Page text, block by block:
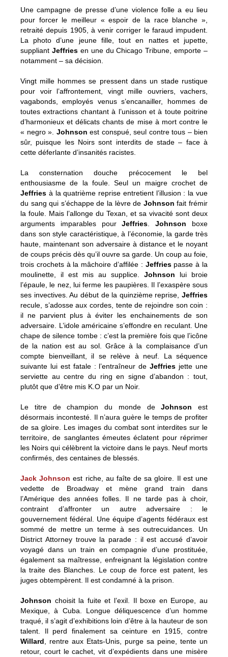
Une campagne de presse d’une violence folle a eu lieu
pour forcer le meilleur « espoir de la race blanche »,
retraité depuis 1905, à venir corriger le faraud impudent.
La photo d’une jeune fille, tout en nattes et jupette,
suppliant Jeffriesen une du Chicago Tribune, emporte –
notamment – sa décision.
Vingt mille hommes se pressent dans un stade rustique
pour voir l’affrontement, vingt mille ouvriers, vachers,
vagabonds, employés venus s’encanailler, hommes de
toutes extractions chantant à l’unisson et à toute poitrine
d’harmonieux et délicats chants de mise à mort contre le
« negro ». Johnson est conspué, seul contre tous – bien
sûr, puisque les Noirs sont interdits de stade – face à
cette déferlante d’insanités racistes.
La consternation douche précocement le bel
enthousiasme de la foule. Seul un maigre crochet de
Jeffries à la quatrième reprise entretient l’illusion : la vue
du sang qui s’échappe de la lèvre de Johnson fait frémir
la foule. Mais l’allonge du Texan, et sa vivacité sont deux
arguments imparables pourJeffries .Johnson boxe
dans son style caractéristique, à l’économie, la garde très
haute, maintenant son adversaire à distance et le noyant
de coups précis dès qu’il ouvre sa garde. Un coup au foie,
trois crochets à la mâchoire d’affilée : Jeffriespasse à la
moulinette, il est mis au supplice. Johnson lui broie
l’épaule, le nez, lui ferme les paupières. Il l’exaspère sous
ses invectives. Au début de la quinzième reprise, Jeffries
recule, s’adosse aux cordes, tente de rejoindre son coin :
il ne parvient plus à éviter les enchainements de son
adversaire. L’idole américaine s’effondre en reculant. Une
chape de silence tombe : c’est la première fois que l’icône
de la nation est au sol. Grâce à la complaisance d’un
compte bienveillant, il se relève à neuf. La séquence
suivante lui est fatale : l’entraîneur deJeffries jette une
serviette au centre du ring en signe d’abandon : tout,
plutôt que d’être mis K.O par un Noir.
Le titre de champion du monde deJohnson est
désormais incontesté. Il n’aura guère le temps de profiter
de sa gloire. Les images du combat sont interdites sur le
territoire, de sanglantes émeutes éclatent pour réprimer
les Noirs qui célèbrent la victoire dans le pays. Neuf morts
confirmés, des centaines de blessés.
Jack Johnson est riche, au faîte de sa gloire. Il est une
vedette de Broadway et mène grand train dans
l’Amérique des années folles. Il ne tarde pas à choir,
contraint d’affronter un autre adversaire : le
gouvernement fédéral. Une équipe d’agents fédéraux est
sommé de mettre un terme à ses outrecuidances. Un
District Attorney trouve la parade : il est accusé d’avoir
voyagé dans un train en compagnie d’une prostituée,
également sa maîtresse, enfreignant la législation contre
la traite des Blanches. Le coup de force est patent, les
juges obtempèrent. Il est condamné à la prison.
Johnson choisit la fuite et l’exil. Il boxe en Europe, au
Mexique, à Cuba. Longue déliquescence d’un homme
traqué, il s’agit d’exhibitions loin d’être à la hauteur de son
talent. Il perd finalement sa ceinture en 1915, contre
Willard , rentre aux Etats-Unis, purge sa peine, tente un
retour, court le cachet, vit d’expédients dans une misère